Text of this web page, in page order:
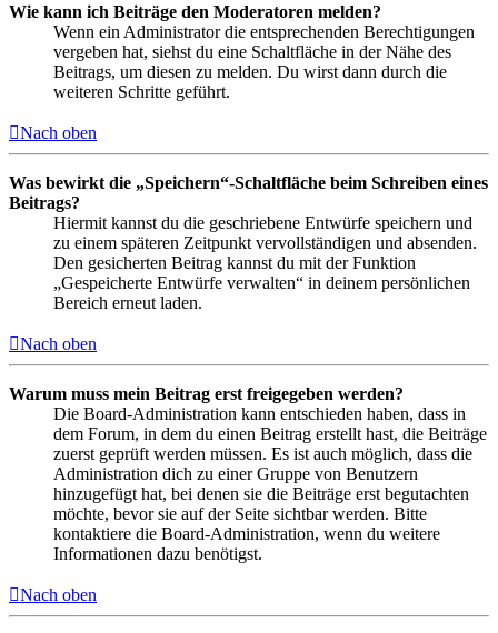
Wie kann ich Beiträge den Moderatoren melden?
Wenn ein Administrator die entsprechenden Berechtigungen
vergeben hat, siehst du eine Schaltfläche in der Nähe des
Beitrags, um diesen zu melden. Du wirst dann durch die
weiteren Schritte geführt.
Nach oben
Was bewirkt die „Speichern“-Schaltfläche beim Schreiben eines
Beitrags?
Hiermit kannst du die geschriebene Entwürfe speichern und
zu einem späteren Zeitpunkt vervollständigen und absenden.
Den gesicherten Beitrag kannst du mit der Funktion
„Gespeicherte Entwürfe verwalten“ in deinem persönlichen
Bereich erneut laden.
Nach oben
Warum muss mein Beitrag erst freigegeben werden?
Die Board-Administration kann entschieden haben, dass in
dem Forum, in dem du einen Beitrag erstellt hast, die Beiträge
zuerst geprüft werden müssen. Es ist auch möglich, dass die
Administration dich zu einer Gruppe von Benutzern
hinzugefügt hat, bei denen sie die Beiträge erst begutachten
möchte, bevor sie auf der Seite sichtbar werden. Bitte
kontaktiere die Board-Administration, wenn du weitere
Informationen dazu benötigst.
Nach oben